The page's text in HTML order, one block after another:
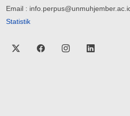
Email :
Statistik